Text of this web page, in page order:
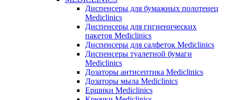
Диспенсеры для бумажных полотенец
Mediclinics
Диспенсеры для гигиенических
пакетов Mediclinics
Диспенсеры для салфеток Mediclinics
Диспенсеры туалетной бумаги
Mediclinics
Дозаторы антисептика Mediclinics
Дозаторы мыла Mediclinics
Ершики Mediclinics